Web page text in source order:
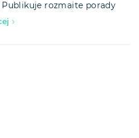
rozmaite porady